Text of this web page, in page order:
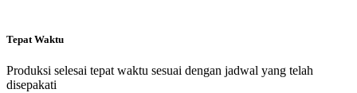
Tepat Waktu
Produksi selesai tepat waktu sesuai dengan jadwal yang telah
disepakati